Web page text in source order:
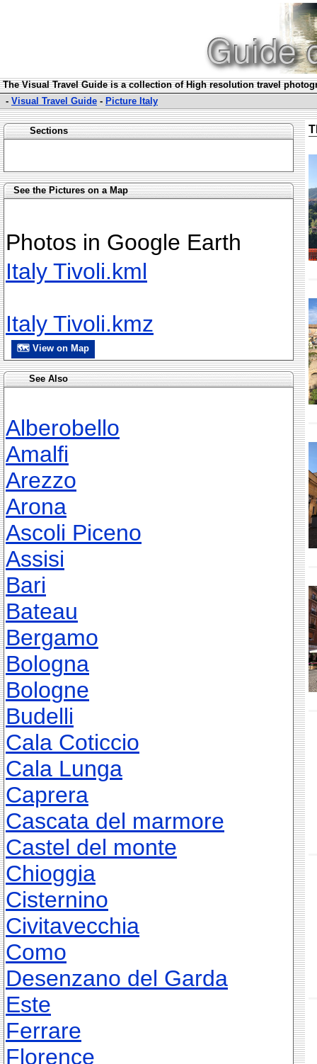
The Visual Travel Guide is a collection of High resolution travel
- Visual Travel Guide - Picture Italy
Sections
See the Pictures on a Map
Photos in Google Earth
Italy Tivoli.kml
Italy Tivoli.kmz
🗺 View on Map
See Also
Alberobello
Amalfi
Arezzo
Arona
Ascoli Piceno
Assisi
Bari
Bateau
Bergamo
Bologna
Bologne
Budelli
Cala Coticcio
Cala Lunga
Caprera
Cascata del marmore
Castel del monte
Chioggia
Cisternino
Civitavecchia
Como
Desenzano del Garda
Este
Ferrare
Florence